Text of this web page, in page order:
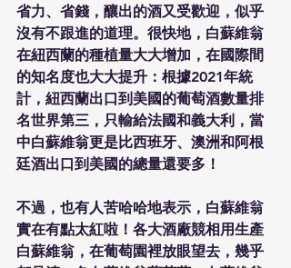
省力、省錢，釀出的酒又受歡迎，似乎
沒有不跟進的道理。很快地，白蘇維翁
在紐西蘭的種植量大大增加，在國際間
的知名度也大大提升：根據2021年統
計，紐西蘭出口到美國的葡萄酒數量排
名世界第三，只輸給法國和義大利，當
中白蘇維翁更是比西班牙、澳洲和阿根
廷酒出口到美國的總量還要多！
不過，也有人苦哈哈地表示，白蘇維翁
實在有點太紅啦！各大酒廠競相用生產
白蘇維翁，在葡萄園裡放眼望去，幾乎